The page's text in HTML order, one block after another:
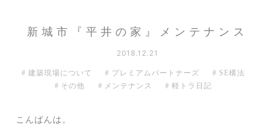
新城市『平井の家』メンテナンス
2018.12.21
建築現場について プレミアムパートナーズ
SE構法
その他
メンテナンス 軽トラ日記
こんばんは。